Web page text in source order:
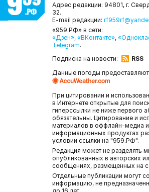
Адрес редакции: 94801, г.
32.
E-mail редакции:
«959.РФ» в сети:
«Дзен», «ВКонтакте»,
Telegram.
Подписка на новости:
RSS
Данные погоды
При цитировании и
в Интернете открытые для
гиперссылки не ниже первого
обязательны. Цитирование и
материалов в оффлайн-медиа и
информационных продуктах
условии ссылки на "959.РФ".
Редакция может не разделять
опубликованных в авторских
сообщениях, размещенных на
Отдельные публикации могут
информацию, не